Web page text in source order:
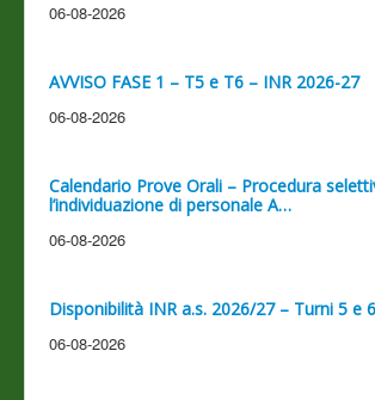
06-08-2026
AVVISO FASE 1 – T5 e T6 – INR 2026-27
06-08-2026
Calendario Prove Orali – Procedura
l’individuazione di personale A…
06-08-2026
Disponibilità INR a.s. 2026/27 – Turni 5 e 6
06-08-2026